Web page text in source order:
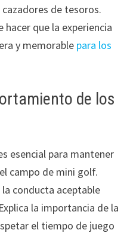
de tesoros.
que la experiencia
y memorable para los
de los
esencial para mantener
campo de mini golf.
conducta aceptable
la importancia de la
el tiempo de juego